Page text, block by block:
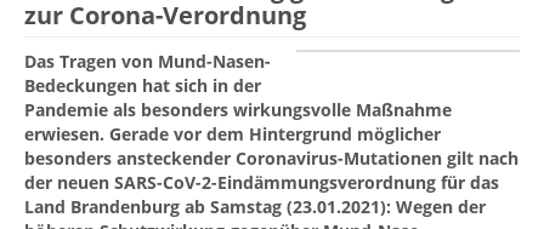
zur Corona-Verordnung
Das Tragen von Mund-Nasen-
Bedeckungen hat sich in der
Pandemie als besonders wirkungsvolle Maßnahme
erwiesen. Gerade vor dem Hintergrund möglicher
besonders ansteckender Coronavirus-Mutationen gilt nach
der neuen SARS-CoV-2-Eindämmungsverordnung für das
Land Brandenburg ab Samstag (23.01.2021): Wegen der